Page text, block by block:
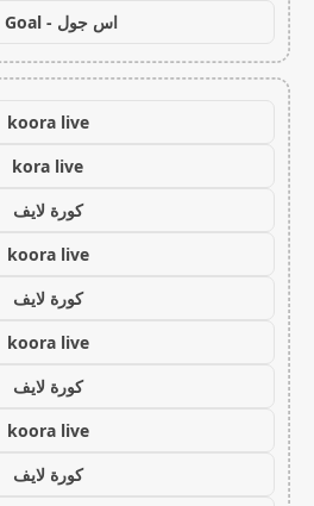
اس جول - AS Goal
koora live
kora live
كورة لايف
koora live
كورة لايف
koora live
كورة لايف
koora live
كورة لايف